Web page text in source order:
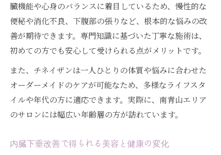
臓機能や心身のバランスに着目しているため、慢性的な
便秘や消化不良、下腹部の張りなど、根本的な悩みの改
善が期待できます。専門知識に基づいた丁寧な施術は、
初めての方でも安心して受けられる点がメリットです。
また、チネイザンは一人ひとりの体質や悩みに合わせた
オーダーメイドのケアが可能なため、多様なライフスタ
イルや年代の方に適応できます。実際に、南青山エリア
のサロンには幅広い年齢層の方が訪れています。
内臓下垂改善で得られる美容と健康の変化